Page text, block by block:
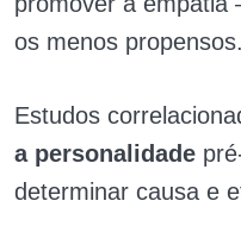
os menos propensos.
Estudos
a personalidade
determinar causa e